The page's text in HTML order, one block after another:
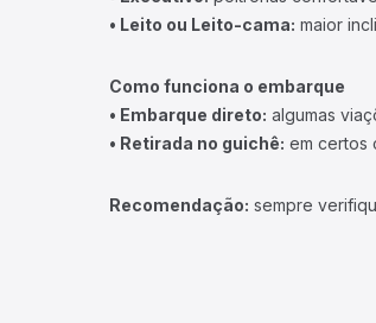
• Leito ou Leito-cama: maior
Como funciona o embarque
• Embarque direto: algumas
• Retirada no guichê: em certos
Recomendação: sempre